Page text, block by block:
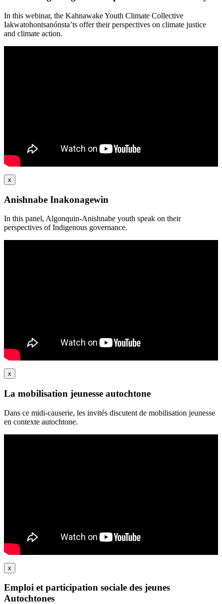
In this webinar, the Kahnawake Youth Climate Collective
Iakwatohontsanónsta’ts offer their perspectives on climate justice
and climate action.
x
Anishnabe Inakonagewin
In this panel, Algonquin-Anishnabe youth speak on their
perspectives of Indigenous governance.
x
La mobilisation jeunesse autochtone
Dans ce midi-causerie, les invités discutent de mobilisation jeunesse
en contexte autochtone.
x
Emploi et participation sociale des jeunes
Autochtones